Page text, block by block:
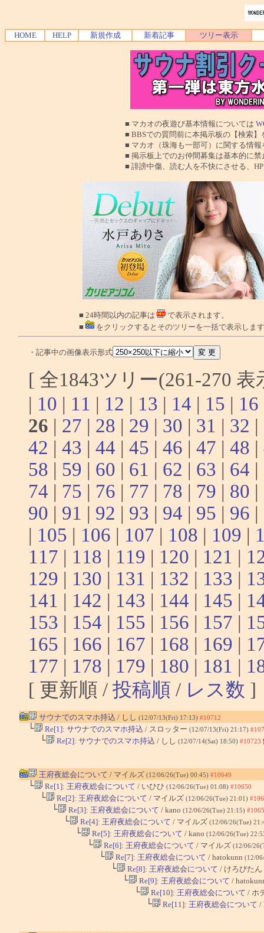
HOME HELP 新規作成 新着記事 ツリー表示
■ マカオの夜遊び基本情報については
■ BBSでの質問前に本掲示板の【検索】を使
■ マカオ（珠海も一部可）に関する情報を交
■ 掲示板上でのお仲間募集は基本的に禁止で
■ 誹謗中傷、読む人を不快にさせる、HPに運
■ 24時間以内の記事は
で表示されます。
■
をクリックするとそのツリーを一括で表示しま
・記事中の画像表示形式
[ 全1843ツリー(261-270
| 10 | 11 | 12 | 13 | 14 | 15 | 16
26 | 27 | 28 | 29 | 30 | 31 | 32 |
42 | 43 | 44 | 45 | 46 | 47 | 48 |
58 | 59 | 60 | 61 | 62 | 63 | 64 |
74 | 75 | 76 | 77 | 78 | 79 | 80 |
90 | 91 | 92 | 93 | 94 | 95 | 96 |
| 105 | 106 | 107 | 108 | 109 |
117 | 118 | 119 | 120 | 121 |
129 | 130 | 131 | 132 | 133 |
141 | 142 | 143 | 144 | 145 |
153 | 154 | 155 | 156 | 157 |
165 | 166 | 167 | 168 | 169 |
177 | 178 | 179 | 180 | 181 |
[ 更新順 / 投稿順 / レス数 ]
サウナでのスマホ持込 / しし (12/07/13(Fri) 17:13) #10712
└ Re[1]: サウナでのスマホ持込 / スロッター (12/07/13(Fri) 21:17)
└ Re[2]: サウナでのスマホ持込 / しし (12/07/14(Sat) 18:50) #10723
王府夜総会について / マイルズ (12/06/26(Tue) 00:45) #10649
└ Re[1]: 王府夜総会について / いひひ (12/06/26(Tue) 01:08) #10650
└ Re[2]: 王府夜総会について / マイルズ (12/06/26(Tue) 21:01)
└ Re[3]: 王府夜総会について / kano (12/06/26(Tue) 21:15)
└ Re[4]: 王府夜総会について / マイルズ (12/06/26(Tue)
└ Re[5]: 王府夜総会について / kano (12/06/26(Tue)
└ Re[6]: 王府夜総会について / マイルズ (12/06/
└ Re[7]: 王府夜総会について / hatokunn (12/
└ Re[8]: 王府夜総会について / けろびたん
└ Re[9]: 王府夜総会について /
└ Re[10]: 王府夜総会について / ホ
└ Re[11]: 王府夜総会について /